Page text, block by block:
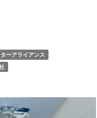
グレード 申し込み方法
ターアライアンス